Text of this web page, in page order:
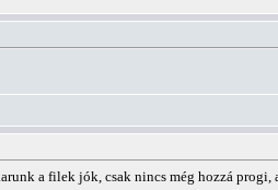
a filek jók, csak nincs még hozzá